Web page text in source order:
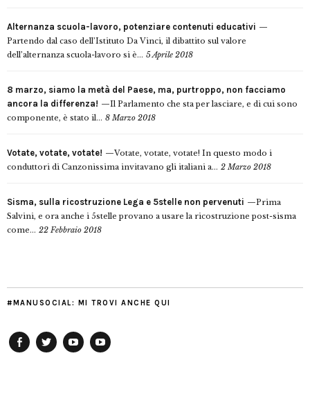
Alternanza scuola-lavoro, potenziare contenuti educativi
Partendo dal caso dell’Istituto Da Vinci, il dibattito sul valore
dell’alternanza scuola-lavoro si è... 5 Aprile 2018
8 marzo, siamo la metà del Paese, ma, purtroppo, non facciamo
ancora la differenza!
Il Parlamento che sta per lasciare, e di cui sono
componente, è stato il... 8 Marzo 2018
Votate, votate, votate!
Votate, votate, votate! In questo modo i
conduttori di Canzonissima invitavano gli italiani a... 2 Marzo 2018
Sisma, sulla ricostruzione Lega e 5stelle non pervenuti
Prima
Salvini, e ora anche i 5stelle provano a usare la ricostruzione post-sisma
come... 22 Febbraio 2018
#MANUSOCIAL: MI TROVI ANCHE QUI